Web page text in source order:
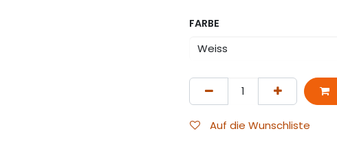
FARBE
Auf die Wunschliste